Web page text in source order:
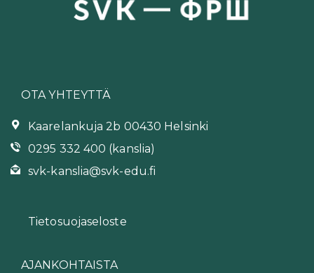
OTA YHTEYTTÄ
Kaarelankuja 2b 00430 Helsinki
0295 332 400 (kanslia)
svk-kanslia@svk-edu.fi
Tietosuojaseloste
AJANKOHTAISTA